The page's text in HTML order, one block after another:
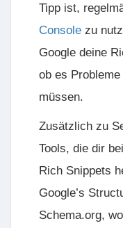
Tipp ist,
Console zu
Google deine
ob es
müssen.
Zusätzlich zu
Tools, die dir
Rich Snippets
Google’s
Schema.org,